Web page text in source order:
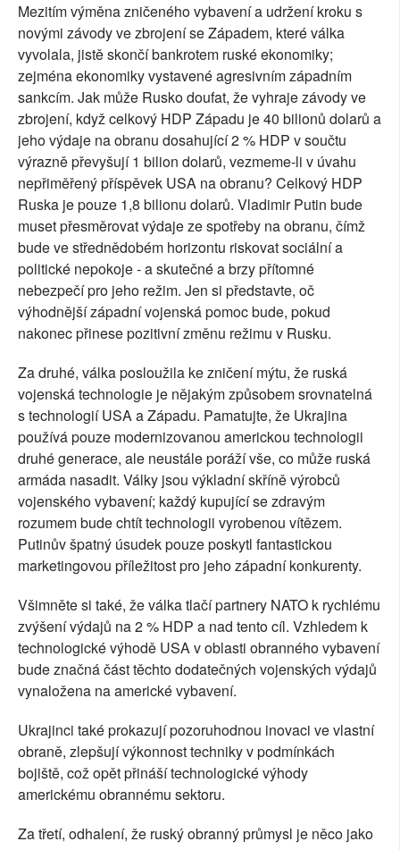
Mezitím výměna zničeného vybavení a udržení kroku s
novými závody ve zbrojení se Západem, které válka
vyvolala, jistě skončí bankrotem ruské ekonomiky;
zejména ekonomiky vystavené agresivním západním
sankcím. Jak může Rusko doufat, že vyhraje závody ve
zbrojení, když celkový HDP Západu je 40 bilionů dolarů a
jeho výdaje na obranu dosahující 2 % HDP v součtu
výrazně převyšují 1 bilion dolarů, vezmeme-li v úvahu
nepřiměřený příspěvek USA na obranu? Celkový HDP
Ruska je pouze 1,8 bilionu dolarů. Vladimir Putin bude
muset přesměrovat výdaje ze spotřeby na obranu, čímž
bude ve střednědobém horizontu riskovat sociální a
politické nepokoje - a skutečné a brzy přítomné
nebezpečí pro jeho režim. Jen si představte, oč
výhodnější západní vojenská pomoc bude, pokud
nakonec přinese pozitivní změnu režimu v Rusku.
Za druhé, válka posloužila ke zničení mýtu, že ruská
vojenská technologie je nějakým způsobem srovnatelná
s technologií USA a Západu. Pamatujte, že Ukrajina
používá pouze modernizovanou americkou technologii
druhé generace, ale neustále poráží vše, co může ruská
armáda nasadit. Války jsou výkladní skříně výrobců
vojenského vybavení; každý kupující se zdravým
rozumem bude chtít technologii vyrobenou vítězem.
Putinův špatný úsudek pouze poskytl fantastickou
marketingovou příležitost pro jeho západní konkurenty.
Všimněte si také, že válka tlačí partnery NATO k rychlému
zvýšení výdajů na 2 % HDP a nad tento cíl. Vzhledem k
technologické výhodě USA v oblasti obranného vybavení
bude značná část těchto dodatečných vojenských výdajů
vynaložena na americké vybavení.
Ukrajinci také prokazují pozoruhodnou inovaci ve vlastní
obraně, zlepšují výkonnost techniky v podmínkách
bojiště, což opět přináší technologické výhody
americkému obrannému sektoru.
Za třetí, odhalení, že ruský obranný průmysl je něco jako